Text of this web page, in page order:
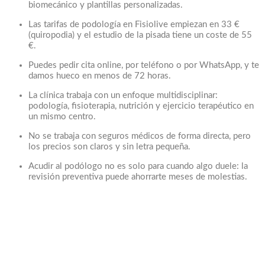
biomecánico y plantillas personalizadas.
Las tarifas de podología en Fisiolive empiezan en 33 €
(quiropodia) y el estudio de la pisada tiene un coste de 55
€.
Puedes pedir cita online, por teléfono o por WhatsApp, y te
damos hueco en menos de 72 horas.
La clínica trabaja con un enfoque multidisciplinar:
podología, fisioterapia, nutrición y ejercicio terapéutico en
un mismo centro.
No se trabaja con seguros médicos de forma directa, pero
los precios son claros y sin letra pequeña.
Acudir al podólogo no es solo para cuando algo duele: la
revisión preventiva puede ahorrarte meses de molestias.